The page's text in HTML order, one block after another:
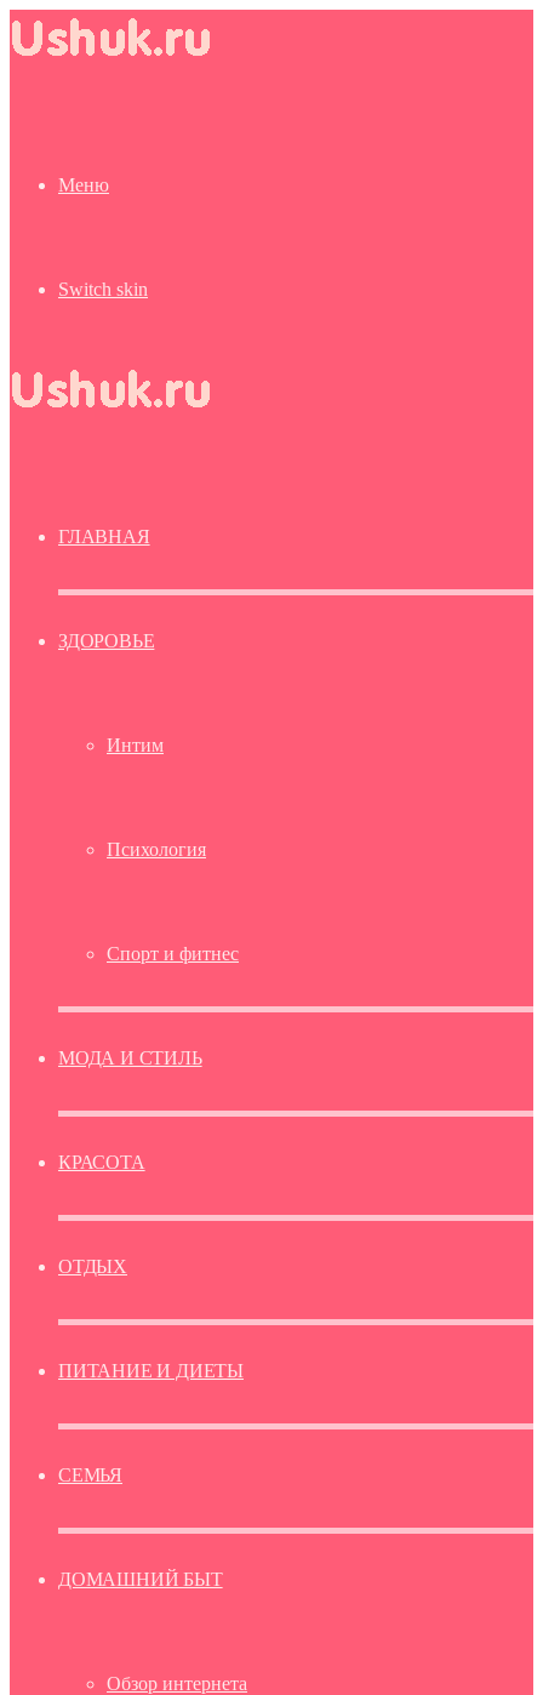
Меню
Switch skin
ГЛАВНАЯ
ЗДОРОВЬЕ
Интим
Психология
Спорт и фитнес
МОДА И СТИЛЬ
КРАСОТА
ОТДЫХ
ПИТАНИЕ И ДИЕТЫ
СЕМЬЯ
ДОМАШНИЙ БЫТ
Обзор интернета